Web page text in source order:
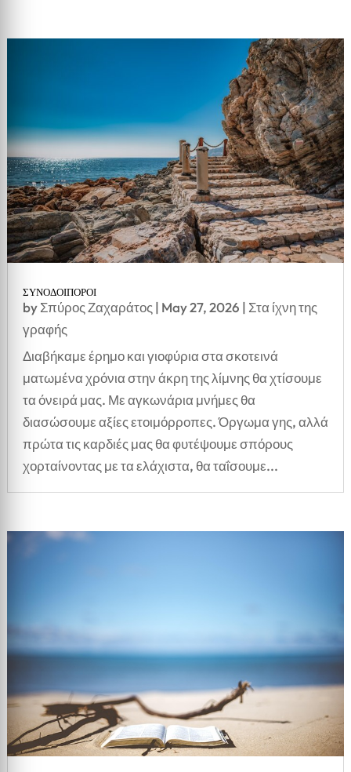
ΣΥΝΟΔΟΙΠΟΡΟΙ
byΣπύρος Ζαχαράτος | May 27, 2026 | Στα ίχνη της
γραφής
Διαβήκαμε έρημο και γιοφύρια στα σκοτεινά
ματωμένα χρόνια στην άκρη της λίμνης θα χτίσουμε
τα όνειρά μας. Με αγκωνάρια μνήμες θα
διασώσουμε αξίες ετοιμόρροπες. Όργωμα γης, αλλά
πρώτα τις καρδιές μας θα φυτέψουμε σπόρους
χορταίνοντας με τα ελάχιστα, θα ταΐσουμε...